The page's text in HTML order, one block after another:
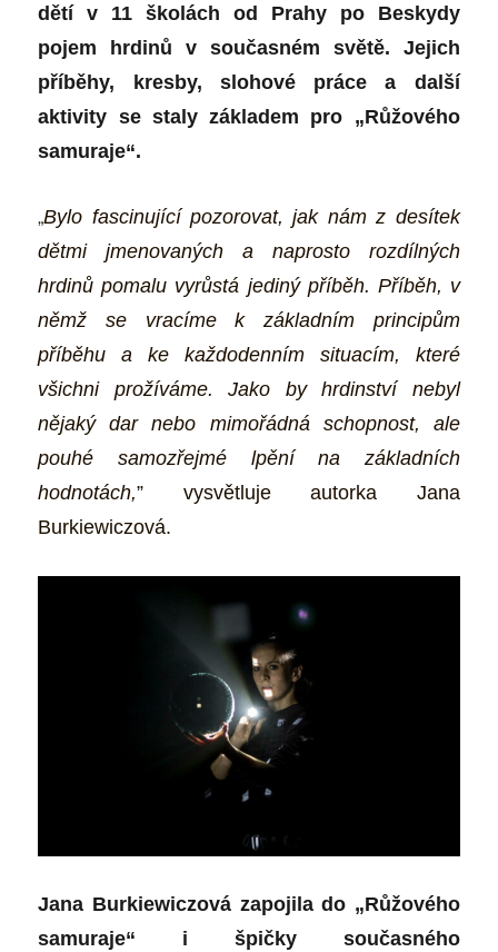
dětí v 11 školách od Prahy po Beskydy
pojem hrdinů v současném světě. Jejich
příběhy, kresby, slohové práce a další
aktivity se staly základem pro „Růžového
samuraje“.
„Bylo fascinující pozorovat, jak nám z desítek
dětmi jmenovaných a naprosto rozdílných
hrdinů pomalu vyrůstá jediný příběh. Příběh, v
němž se vracíme k základním principům
příběhu a ke každodenním situacím, které
všichni prožíváme. Jako by hrdinství nebyl
nějaký dar nebo mimořádná schopnost, ale
pouhé samozřejmé lpění na základních
hodnotách,” vysvětluje autorka Jana
Burkiewiczová.
Jana Burkiewiczová zapojila do „Růžového
samuraje“ i špičky současného